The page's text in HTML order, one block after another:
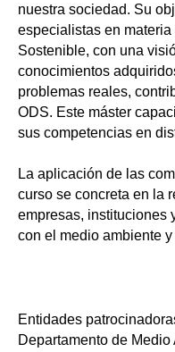
nuestra sociedad. Su
especialistas en
Sostenible, con una
conocimientos
problemas reales,
ODS. Este máster
sus competencias en
La aplicación de las
curso se concreta en la
empresas, instituciones
con el medio ambiente
Entidades
Departamento de